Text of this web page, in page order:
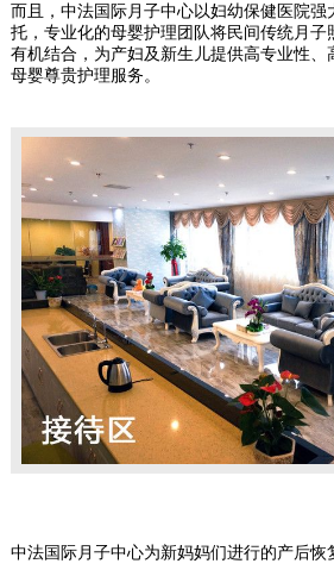
而且，中法国际月子中心以妇幼保健医院强
托，专业化的母婴护理团队将民间传统月子
有机结合，为产妇及新生儿提供高专业性、
母婴尊贵护理服务。
中法国际月子中心为新妈妈们进行的产后恢